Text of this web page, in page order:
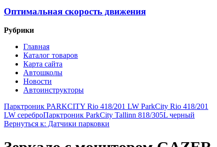
Оптимальная скорость движения
Рубрики
Главная
Каталог товаров
Карта сайта
Автошколы
Новости
Автоинструкторы
Парктроник PARKCITY Rio 418/201 LW ParkCity Rio 418/201
LW сереброПарктроник ParkCity Tallinn 818/305L черный
Вернуться к: Датчики парковки